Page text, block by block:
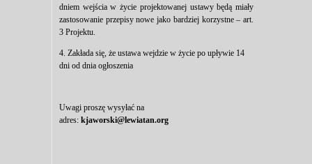
dniem wejścia w życie projektowanej ustawy będą miały
zastosowanie przepisy nowe jako bardziej korzystne – art.
3 Projektu.
4. Zakłada się, że ustawa wejdzie w życie po upływie 14
dni od dnia ogłoszenia
Uwagi proszę wysyłać na
adres: kjaworski@lewiatan.org